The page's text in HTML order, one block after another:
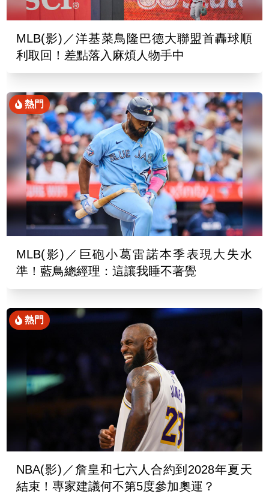
MLB(影)／洋基菜鳥隆巴德大聯盟首轟球順
利取回！差點落入麻煩人物手中
熱門
MLB(影)／巨砲小葛雷諾本季表現大失水
準！藍鳥總經理：這讓我睡不著覺
熱門
NBA(影)／詹皇和七六人合約到2028年夏天
結束！專家建議何不第5度參加奧運？